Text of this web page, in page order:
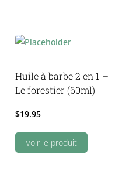
quantity
Huile à barbe 2 en 1 –
Le forestier (60ml)
$19.95
Voir le produit